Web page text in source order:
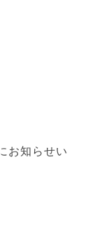
お知らせい